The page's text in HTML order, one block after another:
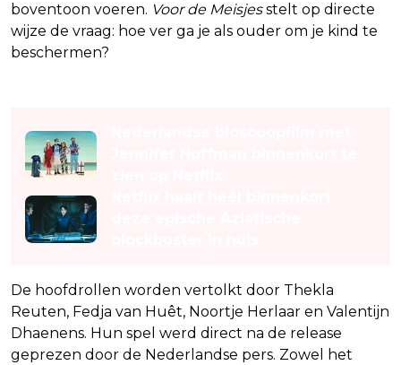
boventoon voeren. Voor de Meisjesstelt op directe
wijze de vraag: hoe ver ga je als ouder om je kind te
beschermen?
De hoofdrollen worden vertolkt door Thekla
Reuten, Fedja van Huêt, Noortje Herlaar en Valentijn
Dhaenens. Hun spel werd direct na de release
geprezen door de Nederlandse pers. Zowel het